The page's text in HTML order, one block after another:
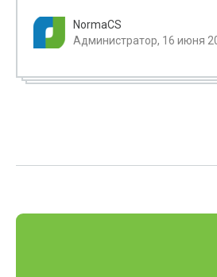
NormaCS
Администратор, 16 июня